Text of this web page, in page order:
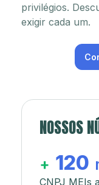
privilégios.
exigir cada um.
NOSSOS
+ 120
CNPJ MEIs